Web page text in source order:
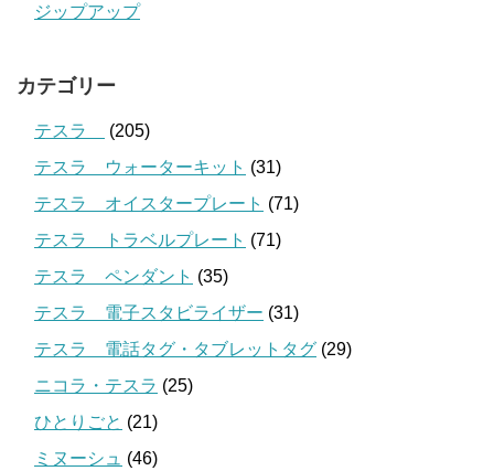
ジップアップ
カテゴリー
テスラ
(205)
テスラ ウォーターキット (31)
テスラ オイスタープレート (71)
テスラ トラベルプレート (71)
テスラ ペンダント (35)
テスラ 電子スタビライザー (31)
テスラ 電話タグ・タブレットタグ (29)
ニコラ・テスラ (25)
ひとりごと (21)
ミヌーシュ (46)